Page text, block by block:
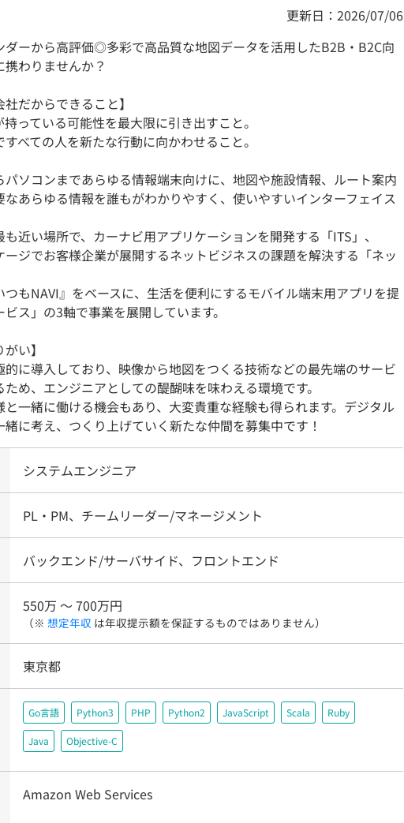
更新日：2026/07/06
ダーから高評価◎多彩で高品質な地図データを活用したB2B・B2C向
わりませんか？
だからできること】
っている可能性を最大限に引き出すこと。
べての人を新たな行動に向かわせること。
パソコンまであらゆる情報端末向けに、地図や施設情報、ルート案内
あらゆる情報を誰もがわかりやすく、使いやすいインターフェイス
近い場所で、カーナビ用アプリケーションを開発する「ITS」、
ジでお客様企業が展開するネットビジネスの課題を解決する「ネッ
もNAVI』をベースに、生活を便利にするモバイル端末用アプリを提
ス」の3軸で事業を展開しています。
い】
的に導入しており、映像から地図をつくる技術などの最先端のサービ
め、エンジニアとしての醍醐味を味わえる環境です。
一緒に働ける機会もあり、大変貴重な経験も得られます。デジタル
に考え、つくり上げていく新たな仲間を募集中です！
システムエンジニア
PL・PM、チームリーダー/マネージメント
バックエンド/サーバサイド、フロントエンド
550万 〜 700万円
（※ 想定年収 は年収提示額を保証するものではありません）
東京都
Go言語 Python3 PHP Python2 JavaScript Scala Ruby
Java Objective-C
Amazon Web Services